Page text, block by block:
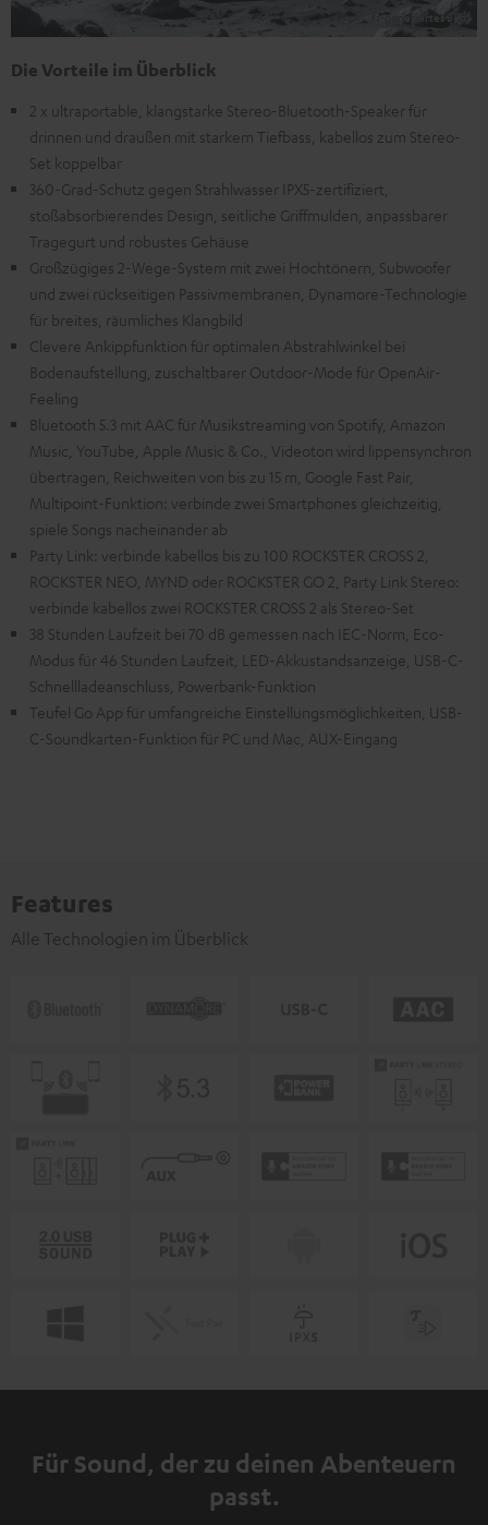
Die Vorteile im Überblick
2 x ultraportable, klangstarke Stereo-Bluetooth-Speaker für
drinnen und draußen mit starkem Tiefbass, kabellos zum Stereo-
Set koppelbar
360-Grad-Schutz gegen Strahlwasser IPX5-zertifiziert,
stoßabsorbierendes Design, seitliche Griffmulden, anpassbarer
Tragegurt und robustes Gehäuse
Großzügiges 2-Wege-System mit zwei Hochtönern, Subwoofer
und zwei rückseitigen Passivmembranen, Dynamore-Technologie
für breites, räumliches Klangbild
Clevere Ankippfunktion für optimalen Abstrahlwinkel bei
Bodenaufstellung, zuschaltbarer Outdoor-Mode für OpenAir-
Feeling
Bluetooth 5.3 mit AAC für Musikstreaming von Spotify, Amazon
Music, YouTube, Apple Music & Co., Videoton wird lippensynchron
übertragen, Reichweiten von bis zu 15 m, Google Fast Pair,
Multipoint-Funktion: verbinde zwei Smartphones gleichzeitig,
spiele Songs nacheinander ab
Party Link: verbinde kabellos bis zu 100 ROCKSTER CROSS 2,
ROCKSTER NEO, MYND oder ROCKSTER GO 2, Party Link Stereo:
verbinde kabellos zwei ROCKSTER CROSS 2 als Stereo-Set
38 Stunden Laufzeit bei 70 dB gemessen nach IEC-Norm, Eco-
Modus für 46 Stunden Laufzeit, LED-Akkustandsanzeige, USB-C-
Schnellladeanschluss, Powerbank-Funktion
Teufel Go App für umfangreiche Einstellungsmöglichkeiten, USB-
C-Soundkarten-Funktion für PC und Mac, AUX-Eingang
Features
Alle Technologien im Überblick
Für Sound, der zu deinen Abenteuern
passt.